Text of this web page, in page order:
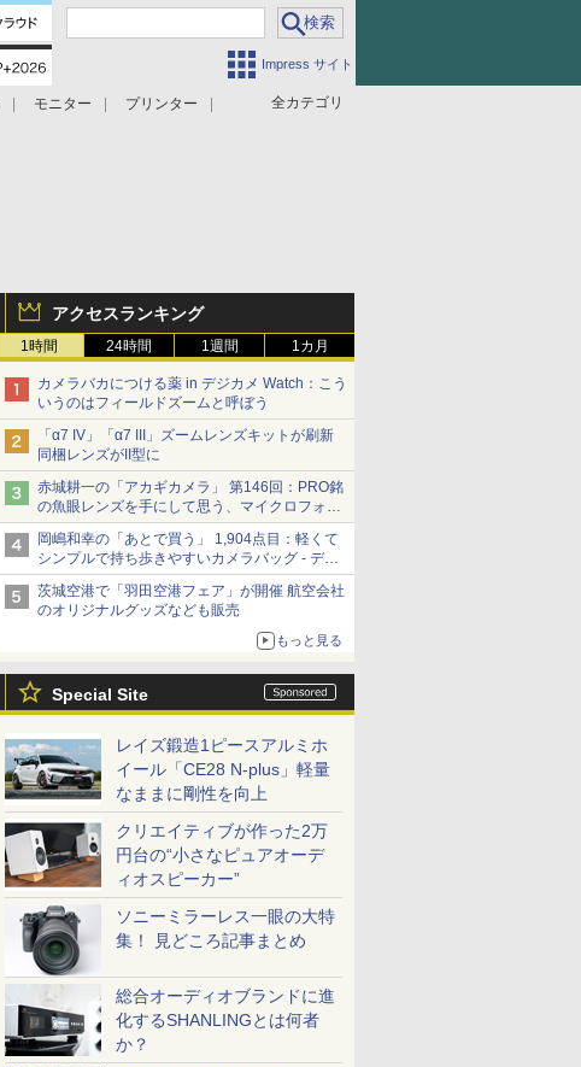
Impress サイト
全カテゴリ
モニター
プリンター
アクセスランキング
1時間 24時間 1週間 1カ月
カメラバカにつける薬 in デジカメ Watch：こう
いうのはフィールドズームと呼ぼう
「α7 IV」「α7 III」ズームレンズキットが刷新
同梱レンズがII型に
赤城耕一の「アカギカメラ」 第146回：PRO銘
の魚眼レンズを手にして思う、マイクロフォー
サーズへの期待と可能性
岡嶋和幸の「あとで買う」 1,904点目：軽くて
シンプルで持ち歩きやすいカメラバッグ - デジ
カメ Watch
茨城空港で「羽田空港フェア」が開催 航空会社
のオリジナルグッズなども販売
もっと見る
Special Site
レイズ鍛造1ピースアルミホ
イール「CE28 N-plus」軽量
なままに剛性を向上
クリエイティブが作った2万
円台の“小さなピュアオーデ
ィオスピーカー”
ソニーミラーレス一眼の大特
集！ 見どころ記事まとめ
総合オーディオブランドに進
化するSHANLINGとは何者
か？